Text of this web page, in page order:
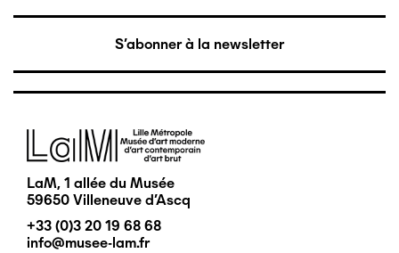
S'abonner à la newsletter
Image
LaM, 1 allée du Musée
59650 Villeneuve d'Ascq
+33 (0)3 20 19 68 68
info@musee-lam.fr